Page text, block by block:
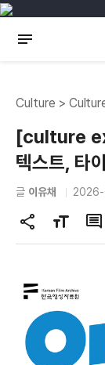
Culture >
[culture
텍스트, 타
글 이유채
공
유
기
글
자
변
경
댓
글